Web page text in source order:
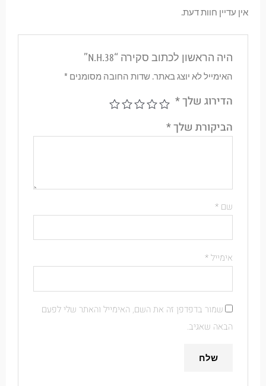
אין עדיין חוות דעת.
היה הראשון לכתוב סקירה “N.H.38”
האימייל לא יוצג באתר.שדות החובה מסומנים*
הדירוג שלך*
הביקורת שלך*
שם *
אימייל*
שמור בדפדפן זה את השם, האימייל והאתר שלי לפעם
הבאה שאגיב.